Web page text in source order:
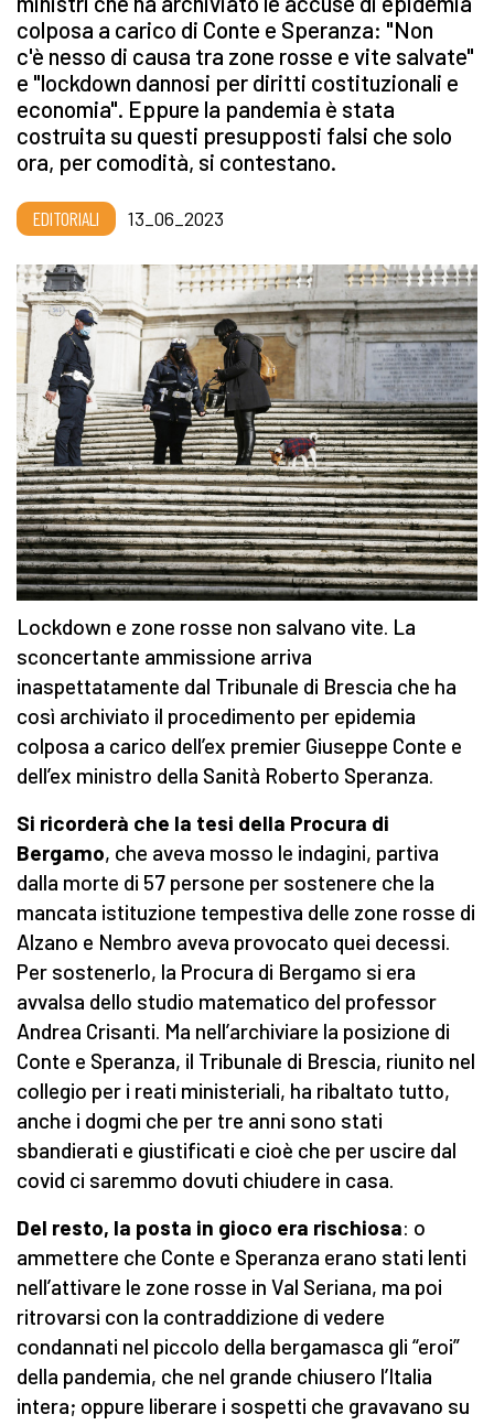
colposa a carico di Conte e Speranza: "Non
c'è nesso di causa tra zone rosse e vite salvate"
e "lockdown dannosi per diritti costituzionali e
economia". Eppure la pandemia è stata
costruita su questi presupposti falsi che solo
ora, per comodità, si contestano.
EDITORIALI 13_06_2023
Lockdown e zone rosse non salvano vite. La
sconcertante ammissione arriva
inaspettatamente dal Tribunale di Brescia che ha
così archiviato il procedimento per epidemia
colposa a carico dell’ex premier Giuseppe Conte e
dell’ex ministro della Sanità Roberto Speranza.
Si ricorderà che la tesi della Procura di
Bergamo, che aveva mosso le indagini, partiva
dalla morte di 57 persone per sostenere che la
mancata istituzione tempestiva delle zone rosse di
Alzano e Nembro aveva provocato quei decessi.
Per sostenerlo, la Procura di Bergamo si era
avvalsa dello studio matematico del professor
Andrea Crisanti. Ma nell’archiviare la posizione di
Conte e Speranza, il Tribunale di Brescia, riunito nel
collegio per i reati ministeriali, ha ribaltato tutto,
anche i dogmi che per tre anni sono stati
sbandierati e giustificati e cioè che per uscire dal
covid ci saremmo dovuti chiudere in casa.
Del resto, la posta in gioco era rischiosa: o
ammettere che Conte e Speranza erano stati lenti
nell’attivare le zone rosse in Val Seriana, ma poi
ritrovarsi con la contraddizione di vedere
condannati nel piccolo della bergamasca gli “eroi”
della pandemia, che nel grande chiusero l’Italia
intera; oppure liberare i sospetti che gravavano su